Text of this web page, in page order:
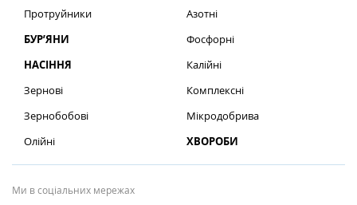
Протруйники
БУР’ЯНИ
НАСІННЯ
Зернові
Зернобобові
Олійні
Азотні
Фосфорні
Калійні
Комплексні
Мікродобрива
ХВОРОБИ
Ми в соціальних мережах